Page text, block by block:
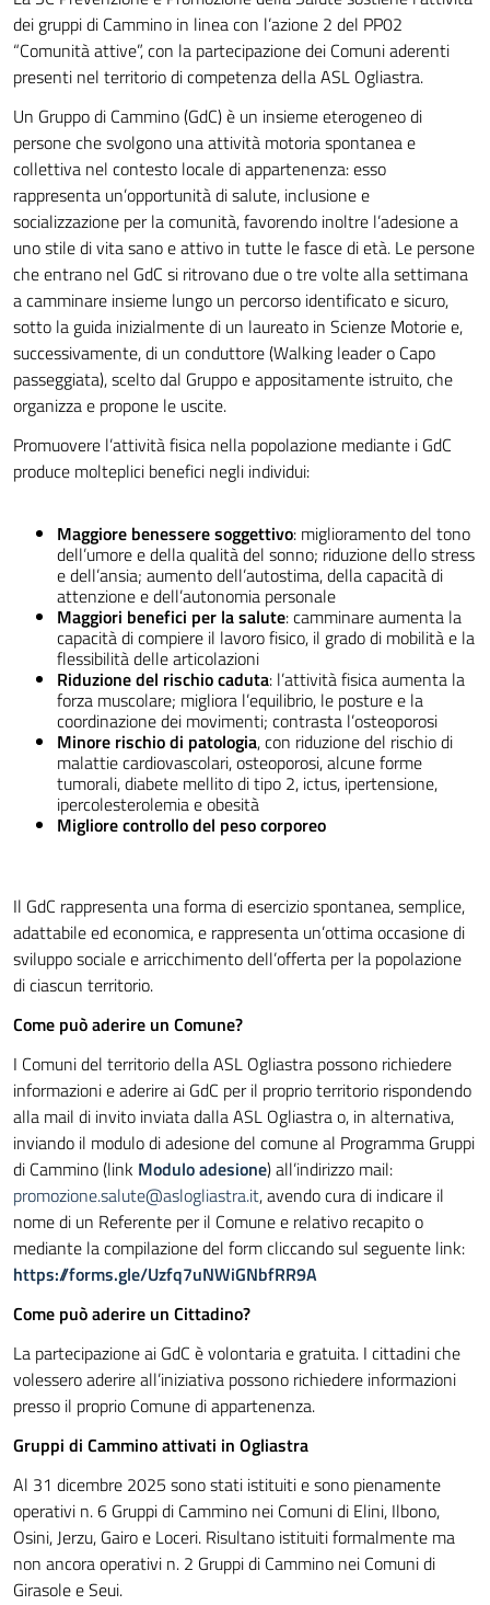
dei gruppi di Cammino in linea con l’azione 2 del PP02
“Comunità attive”, con la partecipazione dei Comuni aderenti
presenti nel territorio di competenza della ASL Ogliastra.
Un Gruppo di Cammino (GdC) è un insieme eterogeneo di
persone che svolgono una attività motoria spontanea e
collettiva nel contesto locale di appartenenza: esso
rappresenta un’opportunità di salute, inclusione e
socializzazione per la comunità, favorendo inoltre l’adesione a
uno stile di vita sano e attivo in tutte le fasce di età. Le persone
che entrano nel GdC si ritrovano due o tre volte alla settimana
a camminare insieme lungo un percorso identificato e sicuro,
sotto la guida inizialmente di un laureato in Scienze Motorie e,
successivamente, di un conduttore (Walking leader o Capo
passeggiata), scelto dal Gruppo e appositamente istruito, che
organizza e propone le uscite.
Promuovere l’attività fisica nella popolazione mediante i GdC
produce molteplici benefici negli individui:
Maggiore benessere soggettivo: miglioramento del tono
dell’umore e della qualità del sonno; riduzione dello stress
e dell’ansia; aumento dell’autostima, della capacità di
attenzione e dell’autonomia personale
Maggiori benefici per la salute: camminare aumenta la
capacità di compiere il lavoro fisico, il grado di mobilità e la
flessibilità delle articolazioni
Riduzione del rischio caduta: l’attività fisica aumenta la
forza muscolare; migliora l’equilibrio, le posture e la
coordinazione dei movimenti; contrasta l’osteoporosi
Minore rischio di patologia, con riduzione del rischio di
malattie cardiovascolari, osteoporosi, alcune forme
tumorali, diabete mellito di tipo 2, ictus, ipertensione,
ipercolesterolemia e obesità
Migliore controllo del pesocorporeo
Il GdC rappresenta una forma di esercizio spontanea, semplice,
adattabile ed economica, e rappresenta un’ottima occasione di
sviluppo sociale e arricchimento dell’offerta per la popolazione
di ciascun territorio.
Come può aderire un Comune?
I Comuni del territorio della ASL Ogliastra possono richiedere
informazioni e aderire ai GdC per il proprio territorio rispondendo
alla mail di invito inviata dalla ASL Ogliastra o, in alternativa,
inviando il modulo di adesione del comune al Programma Gruppi
di Cammino (link Modulo adesione)all’indirizzo mail:
promozione.salute@aslogliastra.it, avendo cura di indicare il
nome di un Referente per il Comune e relativo recapito o
mediante la compilazione del form cliccando sul seguente link:
https://forms.gle/Uzfq7uNWiGNbfRR9A
Come può aderire un Cittadino?
La partecipazione ai GdC è volontaria e gratuita. I cittadini che
volessero aderire all’iniziativa possono richiedere informazioni
presso il proprio Comune di appartenenza.
Gruppi di Cammino attivati in Ogliastra
Al 31 dicembre 2025 sono stati istituiti e sono pienamente
operativi n. 6 Gruppi di Cammino nei Comuni di Elini, Ilbono,
Osini, Jerzu, Gairo e Loceri. Risultano istituiti formalmente ma
non ancora operativi n. 2 Gruppi di Cammino nei Comuni di
Girasole e Seui.